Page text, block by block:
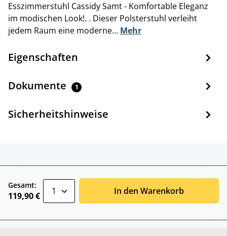
Esszimmerstuhl Cassidy Samt - Komfortable Eleganz
im modischen Look!. . Dieser Polsterstuhl verleiht
jedem Raum eine moderne… Mehr
Eigenschaften
Dokumente 1
Sicherheitshinweise
Gesamt:
119,90 € In den Warenkorb